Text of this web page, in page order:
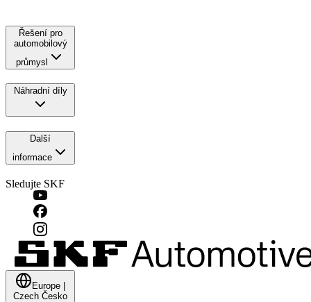
Řešení pro
automobilový
průmysl
Náhradní díly
Další
informace
Sledujte SKF
Europe
Czech Česko